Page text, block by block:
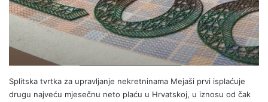
Splitska tvrtka za upravljanje nekretninama Mejaši prvi isplaćuje
drugu najveću mjesečnu neto plaću u Hrvatskoj, u iznosu od čak